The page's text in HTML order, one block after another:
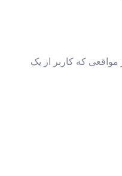
که کاربر از یک